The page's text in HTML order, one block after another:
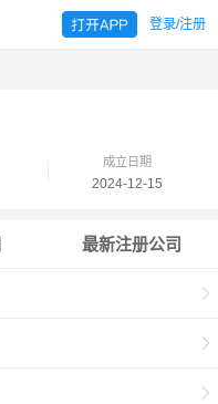
登录/注册
成立日期
2024-12-15
最新注册公司